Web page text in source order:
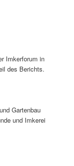
Imkerforum in
des Berichts.
Gartenbau
und Imkerei